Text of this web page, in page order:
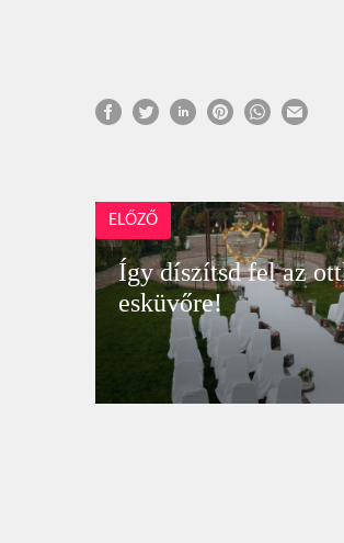
ELŐZŐ
Így díszítsd fel az
esküvőre!